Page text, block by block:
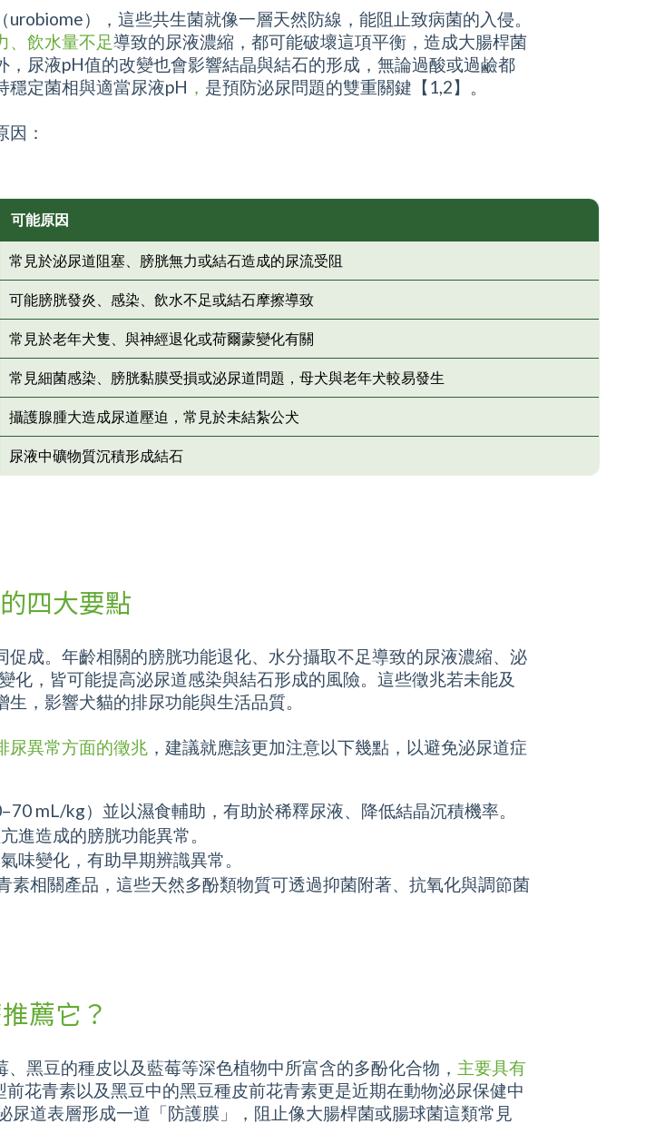
），這些共生菌就像一層天然防線，能阻止致病菌的入侵。
、飲水量不足導致的尿液濃縮，都可能破壞這項平衡，造成大腸桿菌
尿液pH值的改變也會影響結晶與結石的形成，無論過酸或過鹼都
穩定菌相與適當尿液pH ， 是預防泌尿問題的雙重關鍵 【1,2】。
：
可能原因
常見於泌尿道阻塞、膀胱無力或結石造成的尿流受阻
可能膀胱發炎、感染、飲水不足或結石摩擦導致
常見於老年犬隻、與神經退化或荷爾蒙變化有關
常見細菌感染、膀胱黏膜受損或泌尿道問題，母犬與老年犬較易發生
攝護腺腫大造成尿道壓迫，常見於未結紮公犬
尿液中礦物質沉積形成結石
四大要點
成。年齡相關的膀胱功能退化、水分攝取不足導致的尿液濃縮、泌
化，皆可能提高泌尿道感染與結石形成的風險。這些徵兆若未能及
，影響犬貓的排尿功能與生活品質。
尿異常方面的徵兆 ，建議就應該更加注意以下幾點，以避免泌尿道症
mL/kg）並以濕食輔助，有助於稀釋尿液、降低結晶沉積機率。
進造成的膀胱功能異常。
味變化，有助早期辨識異常。
素相關產品，這些天然多酚類物質可透過抑菌附著、抗氧化與調節菌
薦它？
黑豆的種皮以及藍莓等深色植物中所富含的多酚化合物， 主要具有
前花青素以及黑豆中的黑豆種皮前花青素更是近期在動物泌尿保健中
道表層形成一道「防護膜」，阻止像大腸桿菌或腸球菌這類常見